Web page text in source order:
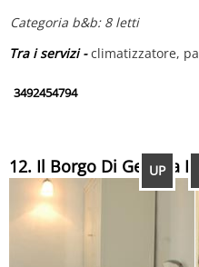
UP
Categoria b&b: 8 letti
Tra i servizi -climatizzatore,
3492454794
12. Il Borgo Di Genova